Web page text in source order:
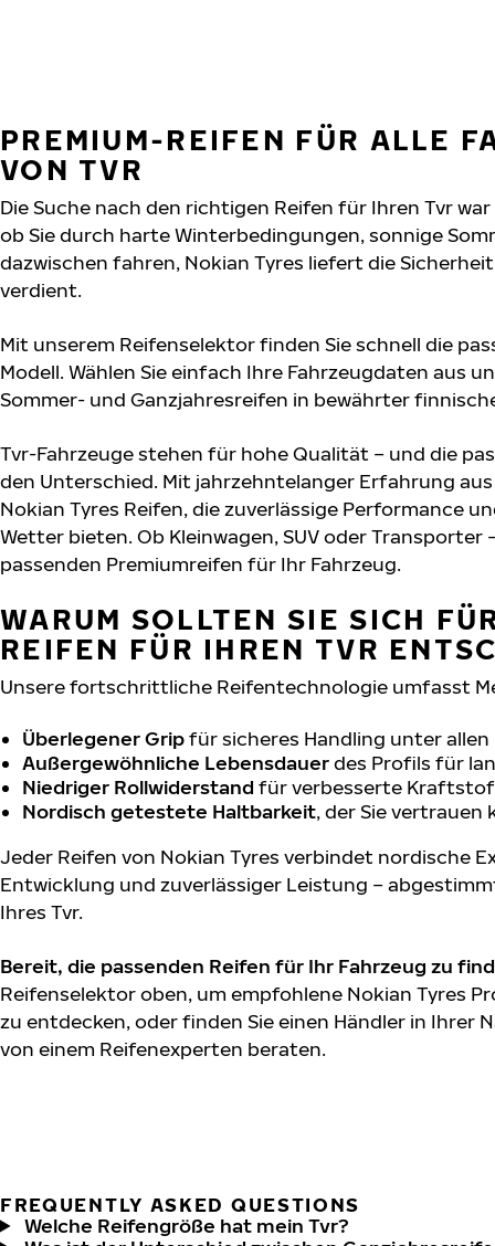
PREMIUM-REIFEN FÜR ALLE
VON TVR
Die Suche nach den richtigen Reifen für Ihren Tvr
ob Sie durch harte Winterbedingungen, sonnige
dazwischen fahren, Nokian Tyres liefert die
verdient.
Mit unserem Reifenselektor finden Sie schnell die
Modell. Wählen Sie einfach Ihre Fahrzeugdaten aus
Sommer- und Ganzjahresreifen in bewährter
Tvr-Fahrzeuge stehen für hohe Qualität – und die
den Unterschied. Mit jahrzehntelanger Erfahrung
Nokian Tyres Reifen, die zuverlässige Performance
Wetter bieten. Ob Kleinwagen, SUV oder Transporter
passenden Premiumreifen für Ihr Fahrzeug.
WARUM SOLLTEN SIE SICH
REIFEN FÜR IHREN TVR
Unsere fortschrittliche Reifentechnologie umfasst
Überlegener Gripfür sicheres Handling unter
Außergewöhnliche Lebensdauerdes Profils für
Niedriger Rollwiderstand für verbesserte
Nordisch getestete Haltbarkeit, der Sie vertrauen
Jeder Reifen von Nokian Tyres verbindet nordische
Entwicklung und zuverlässiger Leistung –
Ihres Tvr.
Bereit, die passenden Reifen für Ihr Fahrzeug zu
Reifenselektor oben, um empfohlene Nokian Tyres
zu entdecken, oder finden Sie einen Händler in Ihrer
von einem Reifenexperten beraten.
FREQUENTLY ASKED QUESTIONS
Welche Reifengröße hat mein Tvr?